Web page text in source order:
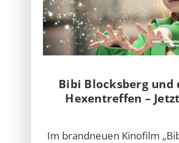
Bibi Blocksberg und
Hexentreffen –
Im brandneuen Kinofilm